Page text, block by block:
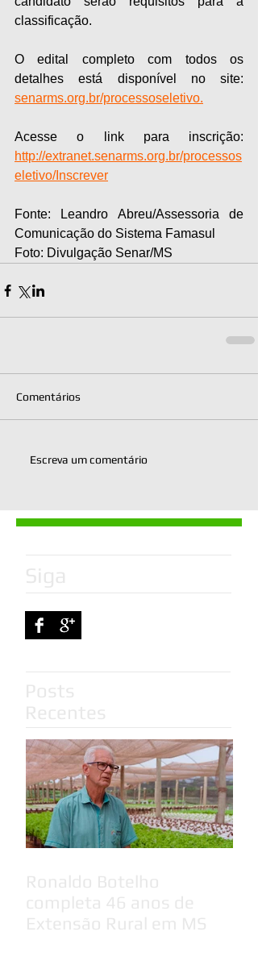
classificação.
O edital completo com todos os
senarms.org.br/processoseletivo.
http://extranet.senarms.org.br/processos
eletivo/Inscrever
Fonte: Leandro Abreu/Assessoria de
Comunicação do Sistema Famasul
Foto: Divulgação Senar/MS
Comentários
Escreva um comentário